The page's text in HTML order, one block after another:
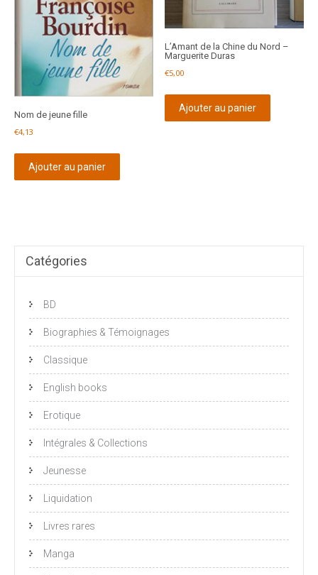
Nom de jeune fille
€4,13
Ajouter au panier
L’Amant de la Chine du Nord –
Marguerite Duras
€5,00
Ajouter au panier
Catégories
BD
Biographies & Témoignages
Classique
English books
Erotique
Intégrales & Collections
Jeunesse
Liquidation
Livres rares
Manga